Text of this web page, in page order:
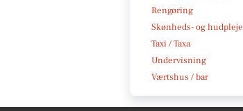
Rengøring
Skønheds- og hudpleje
Taxi / Taxa
Undervisning
Værtshus / bar